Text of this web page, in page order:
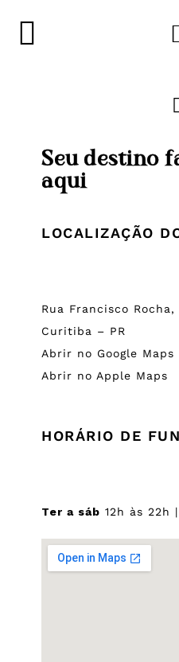
Seu destino
aqui
LOCALIZAÇÃO
Rua Francisco
Curitiba – PR
Abrir no Google Maps
Abrir no Apple Maps
HORÁRIO DE
Ter a sáb 12h às 22h |